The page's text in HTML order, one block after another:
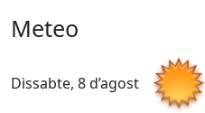
Meteo
Dissabte, 8 d’agost